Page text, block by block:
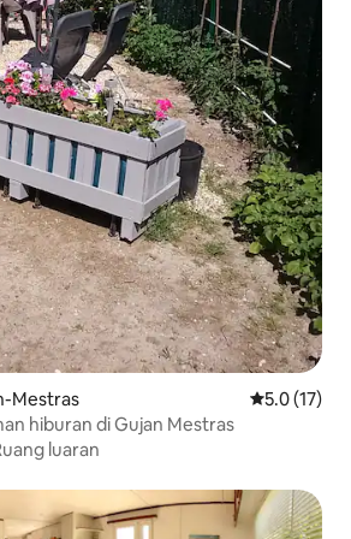
Mestras Penarafan
5.0 (17)
hiburan di Gujan Mestras
luaran